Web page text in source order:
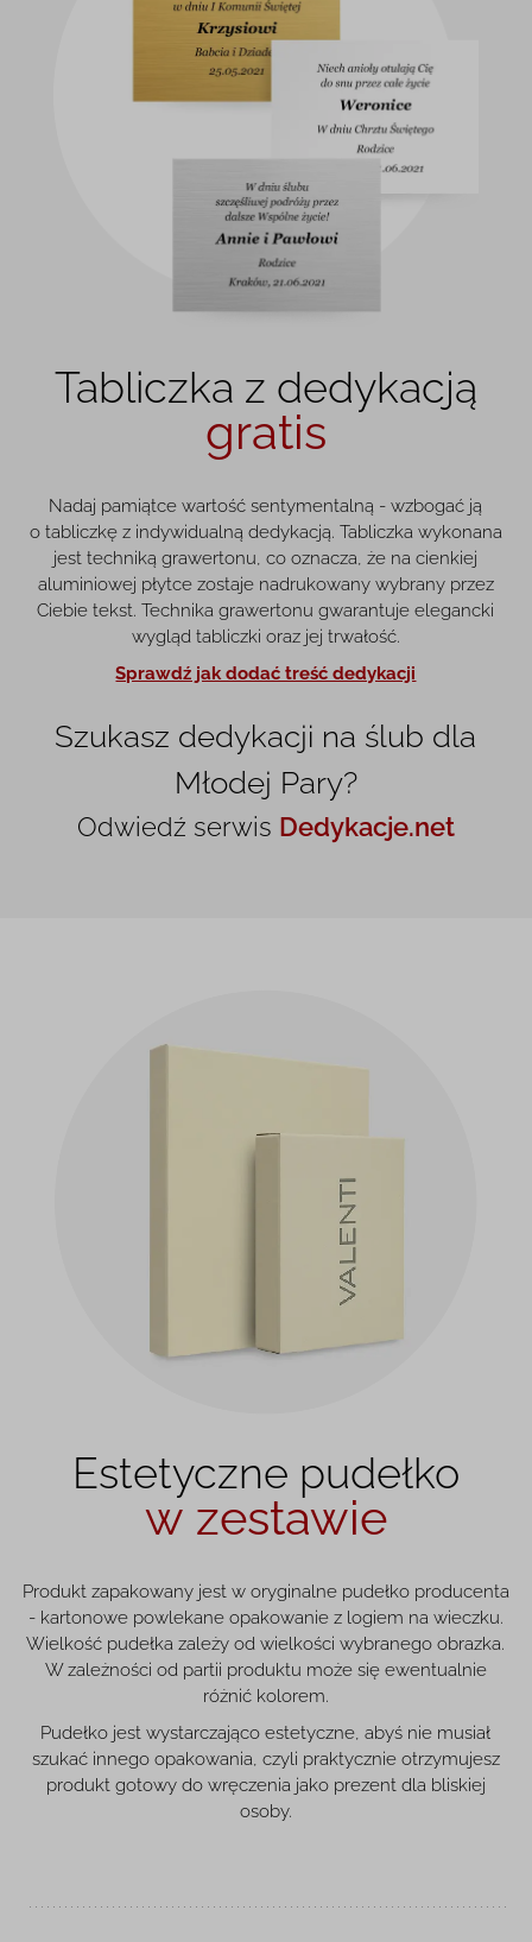
Tabliczka z dedykacją
gratis
Nadaj pamiątce wartość sentymentalną - wzbogać ją
o tabliczkę z indywidualną dedykacją. Tabliczka wykonana
jest techniką grawertonu, co oznacza, że na cienkiej
aluminiowej płytce zostaje nadrukowany wybrany przez
Ciebie tekst. Technika grawertonu gwarantuje elegancki
wygląd tabliczki oraz jej trwałość.
Sprawdź jak dodać treść dedykacji
Szukasz dedykacji na ślub dla
Młodej Pary?
Odwiedź serwis Dedykacje.net
Estetyczne pudełko
w zestawie
Produkt zapakowany jest w oryginalne pudełko producenta
- kartonowe powlekane opakowanie z logiem na wieczku.
Wielkość pudełka zależy od wielkości wybranego obrazka.
W zależności od partii produktu może się ewentualnie
różnić kolorem.
Pudełko jest wystarczająco estetyczne, abyś nie musiał
szukać innego opakowania, czyli praktycznie otrzymujesz
produkt gotowy do wręczenia jako prezent dla bliskiej
osoby.